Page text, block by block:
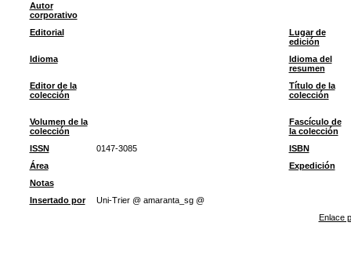
Autor
corporativo
Editorial
Lugar de
edición
Idioma
Idioma del
resumen
Editor de la
colección
Título de la
colección
Volumen de la
colección
Fascículo de
la colección
ISSN
0147-3085
ISBN
Área
Expedición
Notas
Insertado por
Uni-Trier @ amaranta_sg @
Enlace